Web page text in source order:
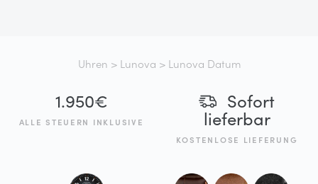
Uhren > Lunova > Lunova Datum
1.950€
ALLE STEUERN INKLUSIVE
Sofort
lieferbar
KOSTENLOSE LIEFERUNG